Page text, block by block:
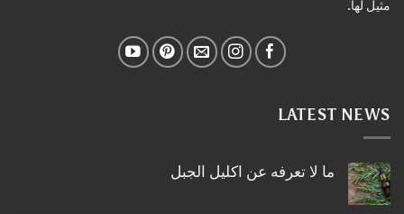
مثيل لها.
LATEST NEWS
ما لا تعرفه عن اكليل الجبل